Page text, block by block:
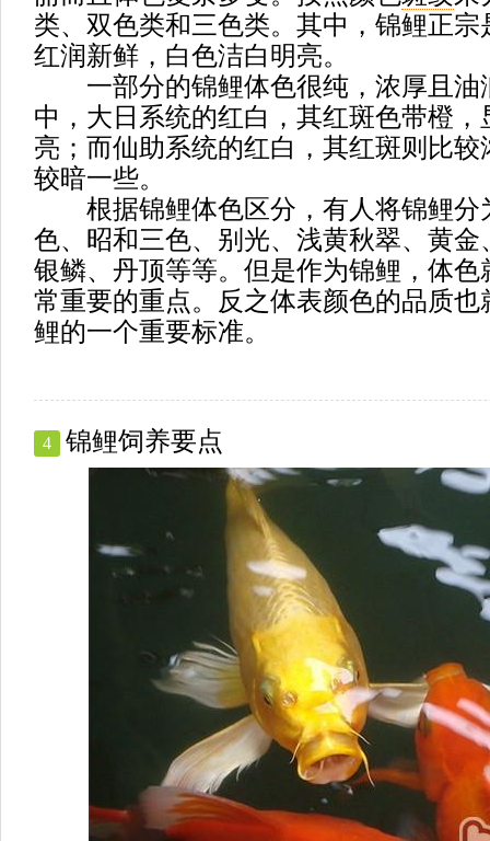
类、双色类和三色类。其中，锦鲤正
红润新鲜，白色洁白明亮。
一部分的锦鲤体色很纯，浓厚且油
中，大日系统的红白，其红斑色带橙，
亮；而仙助系统的红白，其红斑则比
较暗一些。
根据锦鲤体色区分，有人将锦鲤分
色、昭和三色、别光、浅黄秋翠、黄金
银鳞、丹顶等等。但是作为锦鲤，体色
常重要的重点。反之体表颜色的品质也
鲤的一个重要标准。
4 锦鲤饲养要点